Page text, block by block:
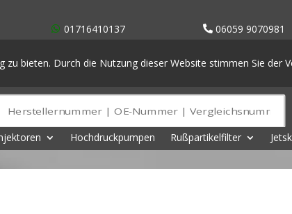
bieten. Durch die Nutzung dieser Website stimmen Sie der
01716410137 06059 9070981
Hochdruckpumpen Rußpartikelfilter